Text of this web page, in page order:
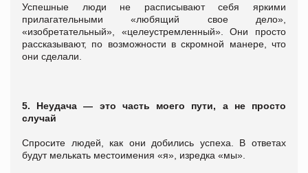
Успешные люди не расписывают себя яркими
прилагательными «любящий свое дело»,
«изобретательный», «целеустремленный». Они просто
рассказывают, по возможности в скромной манере, что
они сделали.
5. Неудача ― это часть моего пути, а не просто
случай
Спросите людей, как они добились успеха. В ответах
будут мелькать местоимения «я», изредка «мы».